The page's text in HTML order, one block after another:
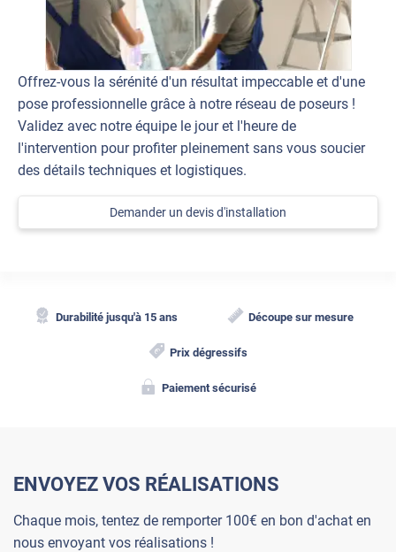
Offrez-vous la sérénité d'un résultat impeccable et d'une
pose professionnelle grâce à notre réseau de poseurs !
Validez avec notre équipe le jour et l'heure de
l'intervention pour profiter pleinement sans vous soucier
des détails techniques et logistiques.
Demander un devis d'installation
Durabilité jusqu'à 15 ans Découpe sur mesure
Prix dégressifs
Paiement sécurisé
ENVOYEZ VOS RÉALISATIONS
Chaque mois, tentez de remporter 100€ en bon d'achat en
nous envoyant vos réalisations !